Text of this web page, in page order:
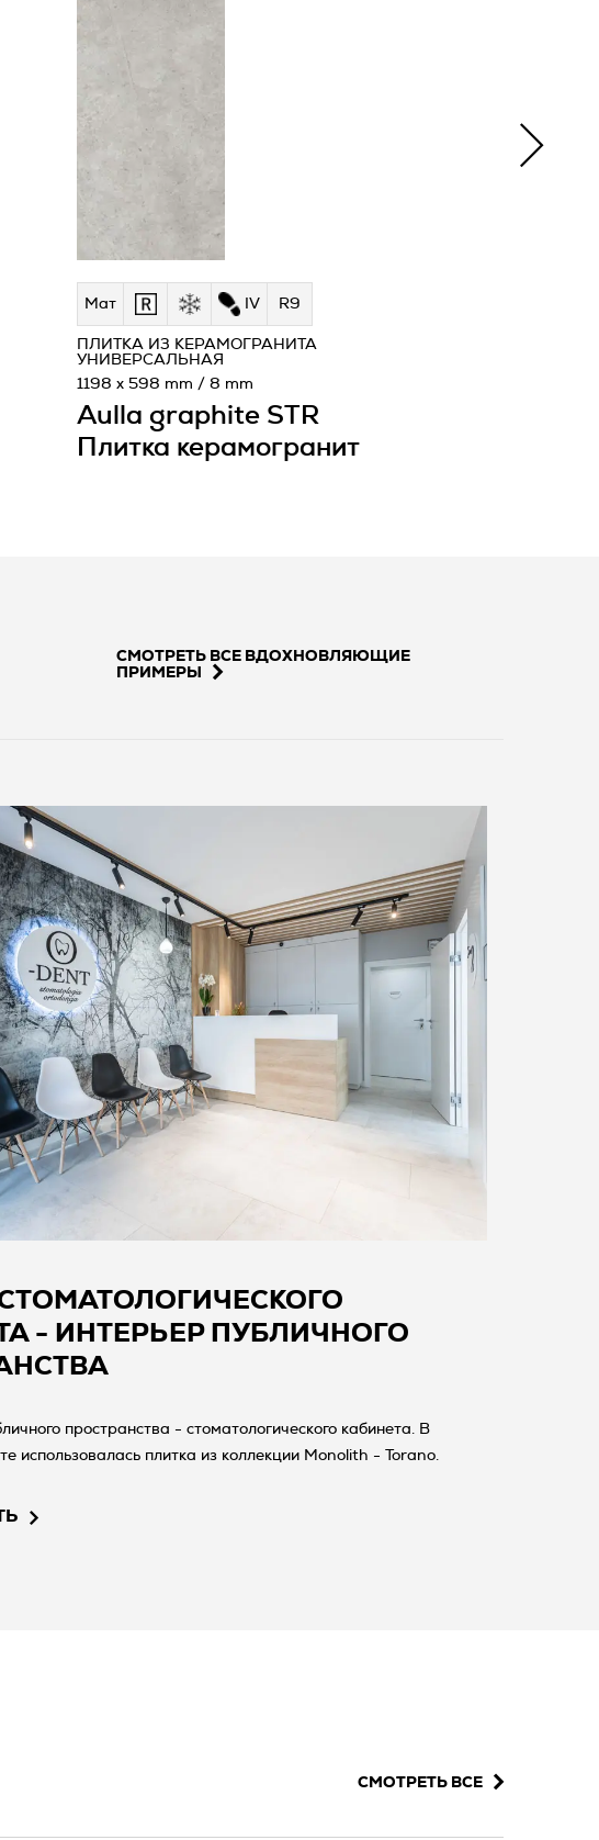
Мат IV R9
Aulla graphite STR
Плитка керамогранит
ПЛИТКА ИЗ КЕРАМОГРАНИТА
УНИВЕРСАЛЬНАЯ
1198 x 598 mm / 8 mm
СМОТРЕТЬ ВСЕ ВДОХНОВЛЯЮЩИЕ
ПРИМЕРЫ
- ИНТЕРЬЕР ПУБЛИЧНОГО
пространства - стоматологического кабинета. В
использовалась плитка из коллекции Monolith - Torano.
СМОТРЕТЬ ВСЕ